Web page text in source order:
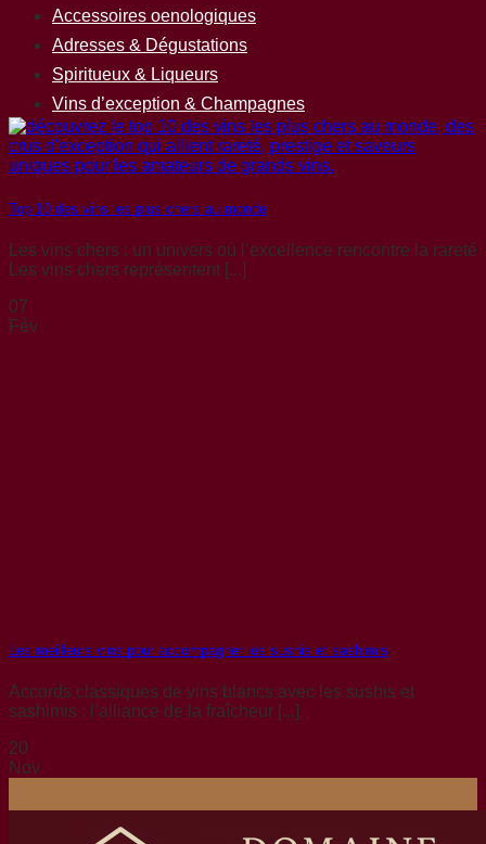
Accessoires oenologiques
Adresses & Dégustations
Spiritueux & Liqueurs
Vins d’exception & Champagnes
Top 10 des vins les plus chers au monde
Les vins chers : un univers où l’excellence rencontre la rareté
Les vins chers représentent [...]
07
Fév
Les meilleurs vins pour accompagner les sushis et sashimis
Accords classiques de vins blancs avec les sushis et
sashimis : l’alliance de la fraîcheur [...]
20
Nov